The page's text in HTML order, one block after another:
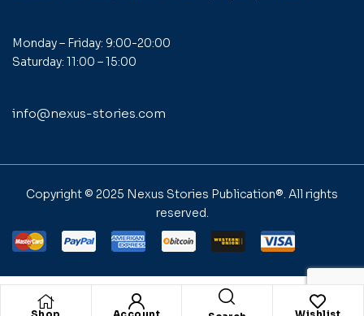
Monday – Friday: 9:00-20:00
Saturday: 11:00 – 15:00
info@nexus-stories.com
Copyright © 2025 Nexus Stories Publication®. All rights
reserved.